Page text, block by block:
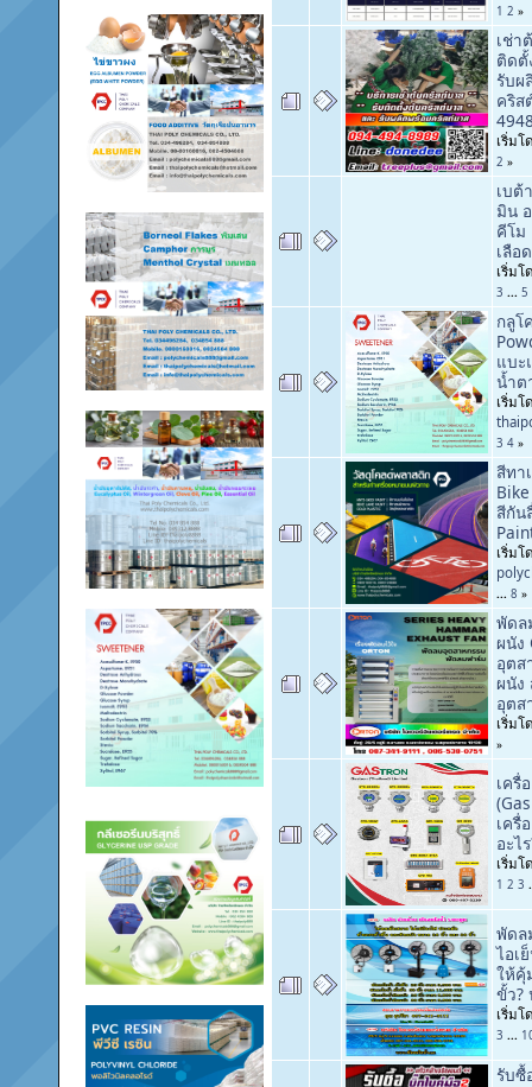
1 2 »
เช่า
ติดตั้
รับผ
คริส
เริ่ม
2 »
เบต้
มิน
คีโม
เลือ
เริ่ม
3 ... 5
กลูโ
แบะ
น้ำต
เริ่มโ
3 4 »
สีทา
สีกัน
เริ่มโ
... 8 »
พัดล
ผนัง
อุตส
ผนัง
อุตส
เริ่ม
»
เครื่
เครื่
อะไ
เริ่ม
1 2 3
พัดล
ไอเ
ให้คุ้
ขั้ว?
เริ่ม
3 ...
รับซื้